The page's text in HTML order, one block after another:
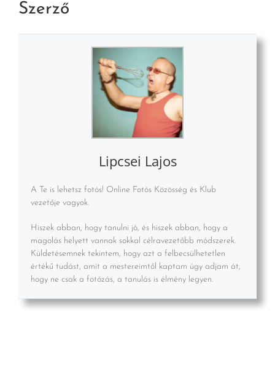
Szerző
Lipcsei Lajos
A Te is lehetsz fotós! Online Fotós Közösség és Klub
vezetője vagyok.
Hiszek abban, hogy tanulni jó, és hiszek abban, hogy a
magolás helyett vannak sokkal célravezetőbb módszerek.
Küldetésemnek tekintem, hogy azt a felbecsülhetetlen
értékű tudást, amit a mestereimtől kaptam úgy adjam át,
hogy ne csak a fotózás, a tanulás is élmény legyen.